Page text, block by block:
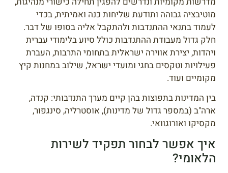
מוטיבציה גבוהה ותודעת שליחות כנה ואמיתית, בכדי
לעמוד בתנאי ההתנדבות ולהתקבל אליה בסופו של דבר.
חלק גדול מעבודת ההתנדבות כולל סיוע בלימודי עברית
ויהדות, יצירת אווירה ישראלית בתחומי התרבות, העברת
פעילויות וטקסים בחגי ומועדי ישראל, שילוב במחנות קיץ
מקומיים ועוד.
בין המדינות בתפוצות בהן קיים מערך התנדבותי: קנדה,
ארה"ב (במספר גדול של מדינות), אוסטרליה, סינגפור,
מקסיקו ואורוגוואי.
איך אפשר לבחור תפקיד לשירות
הלאומי?